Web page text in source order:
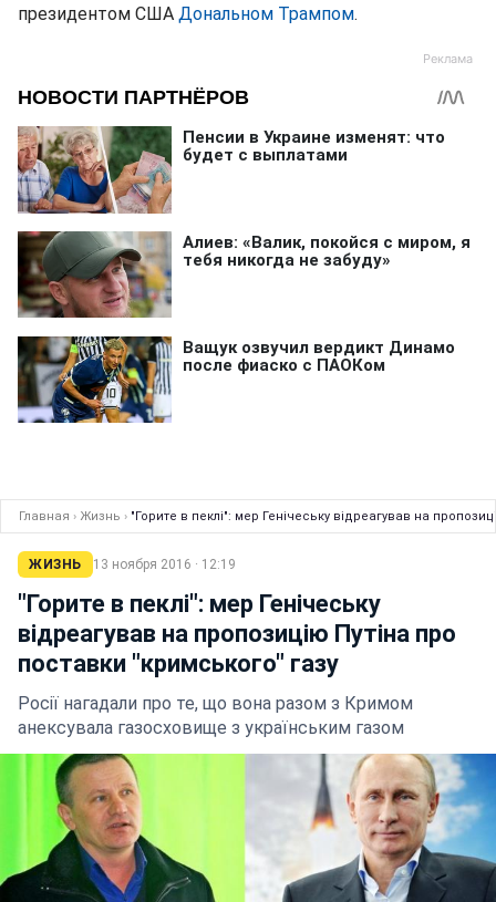
президентом США Дональном Трампом.
Главная › Жизнь › "Горите в пеклі": мер Генічеську відреагував на
ЖИЗНЬ 13 ноября 2016 · 12:19
"Горите в пеклі": мер Генічеську
відреагував на пропозицію Путіна про
поставки "кримського" газу
Росії нагадали про те, що вона разом з Кримом
анексувала газосховище з українським газом